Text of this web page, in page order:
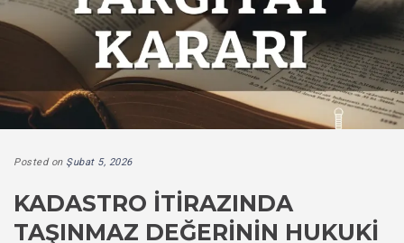
Posted on Şubat 5, 2026
KADASTRO İTIRAZINDA
TAŞINMAZ DEĞERININ HUKUKI